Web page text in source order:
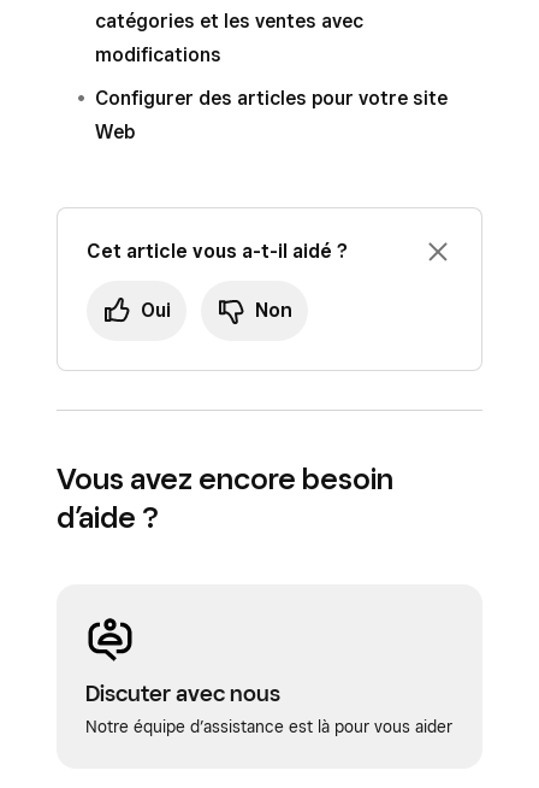
catégories et les ventes avec
modifications
Configurer des articles pour votre site
Web
Cet article vous a-t-il aidé ?
Oui Non
Vous avez encore besoin
d’aide ?
Discuter avec nous
Notre équipe d’assistance est là pour vous aider